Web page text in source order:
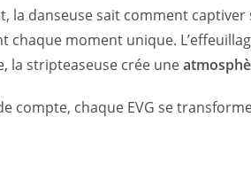
la danseuse sait comment captiver
chaque moment unique.
la stripteaseuse crée une
compte, chaque EVG se